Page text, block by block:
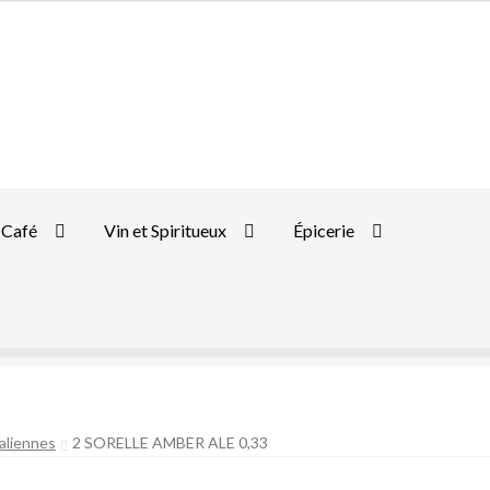
Café Vin et Spiritueux Épicerie
2 SORELLE AMBER ALE 0,33